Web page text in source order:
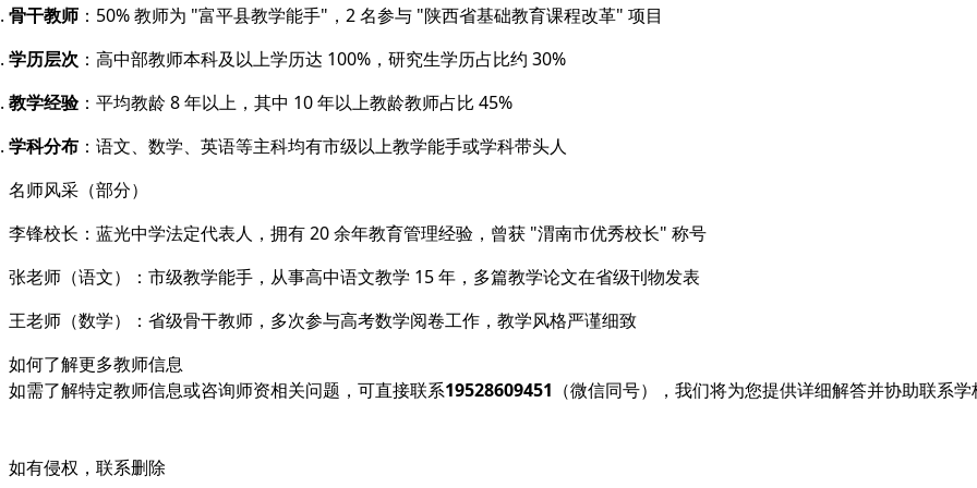
骨干教师 ：50% 教师为 "富平县教学能手"，2 名参与 "陕西省基础教育课程改革" 项目
学历层次 ：高中部教师本科及以上学历达 100%，研究生学历占比约 30%
教学经验：平均教龄 8 年以上，其中 10 年以上教龄教师占比 45%
学科分布 ：语文、数学、英语等主科均有市级以上教学能手或学科带头人
名师风采（部分）
李锋校长：蓝光中学法定代表人，拥有 20 余年教育管理经验，曾获 "渭南市优秀校长" 称号
张老师（语文）：市级教学能手，从事高中语文教学 15 年，多篇教学论文在省级刊物发表
王老师（数学）：省级骨干教师，多次参与高考数学阅卷工作，教学风格严谨细致
如何了解更多教师信息
如需了解特定教师信息或咨询师资相关问题，可直接联系19528609451 （微信同号），我们将为您提供详细解答并协助联系学
如有侵权，联系删除